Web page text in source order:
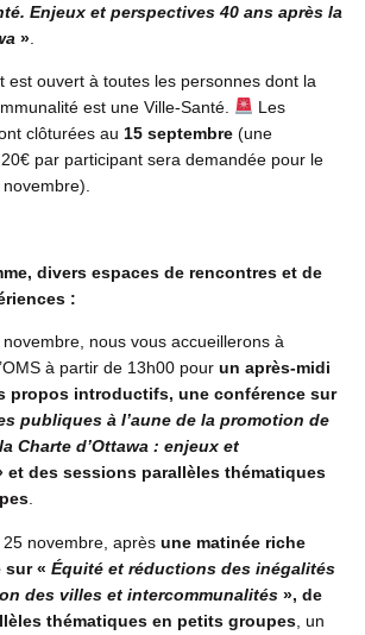
Enjeux et perspectives 40 ans après la
».
est ouvert à toutes les personnes dont la
est une Ville-Santé.
Les
clôturées au 15 septembre (une
par participant sera demandée pour le
divers espaces de rencontres et de
:
nous vous accueillerons à
à partir de 13h00 pour un après-midi
propos introductifs, une conférence sur
publiques à l’aune de la promotion de
Charte d’Ottawa : enjeux et
et des sessions parallèles thématiques
.
novembre, après une matinée riche
sur « Équité et réductions des inégalités
des villes et intercommunalités», de
thématiques en petits groupes, un